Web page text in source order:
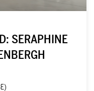
SERAPHINE